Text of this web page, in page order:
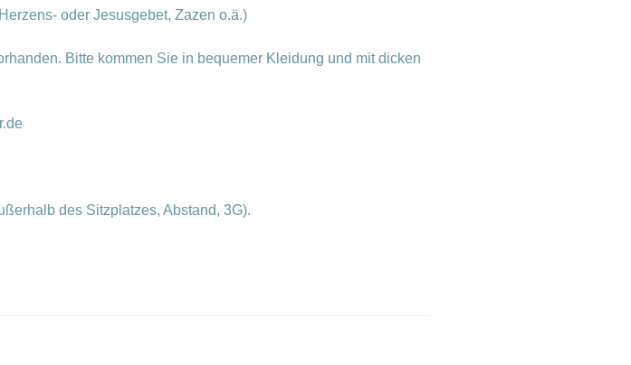
oder Jesusgebet, Zazen o.ä.)
Bitte kommen Sie in bequemer Kleidung und mit dicken
des Sitzplatzes, Abstand, 3G).